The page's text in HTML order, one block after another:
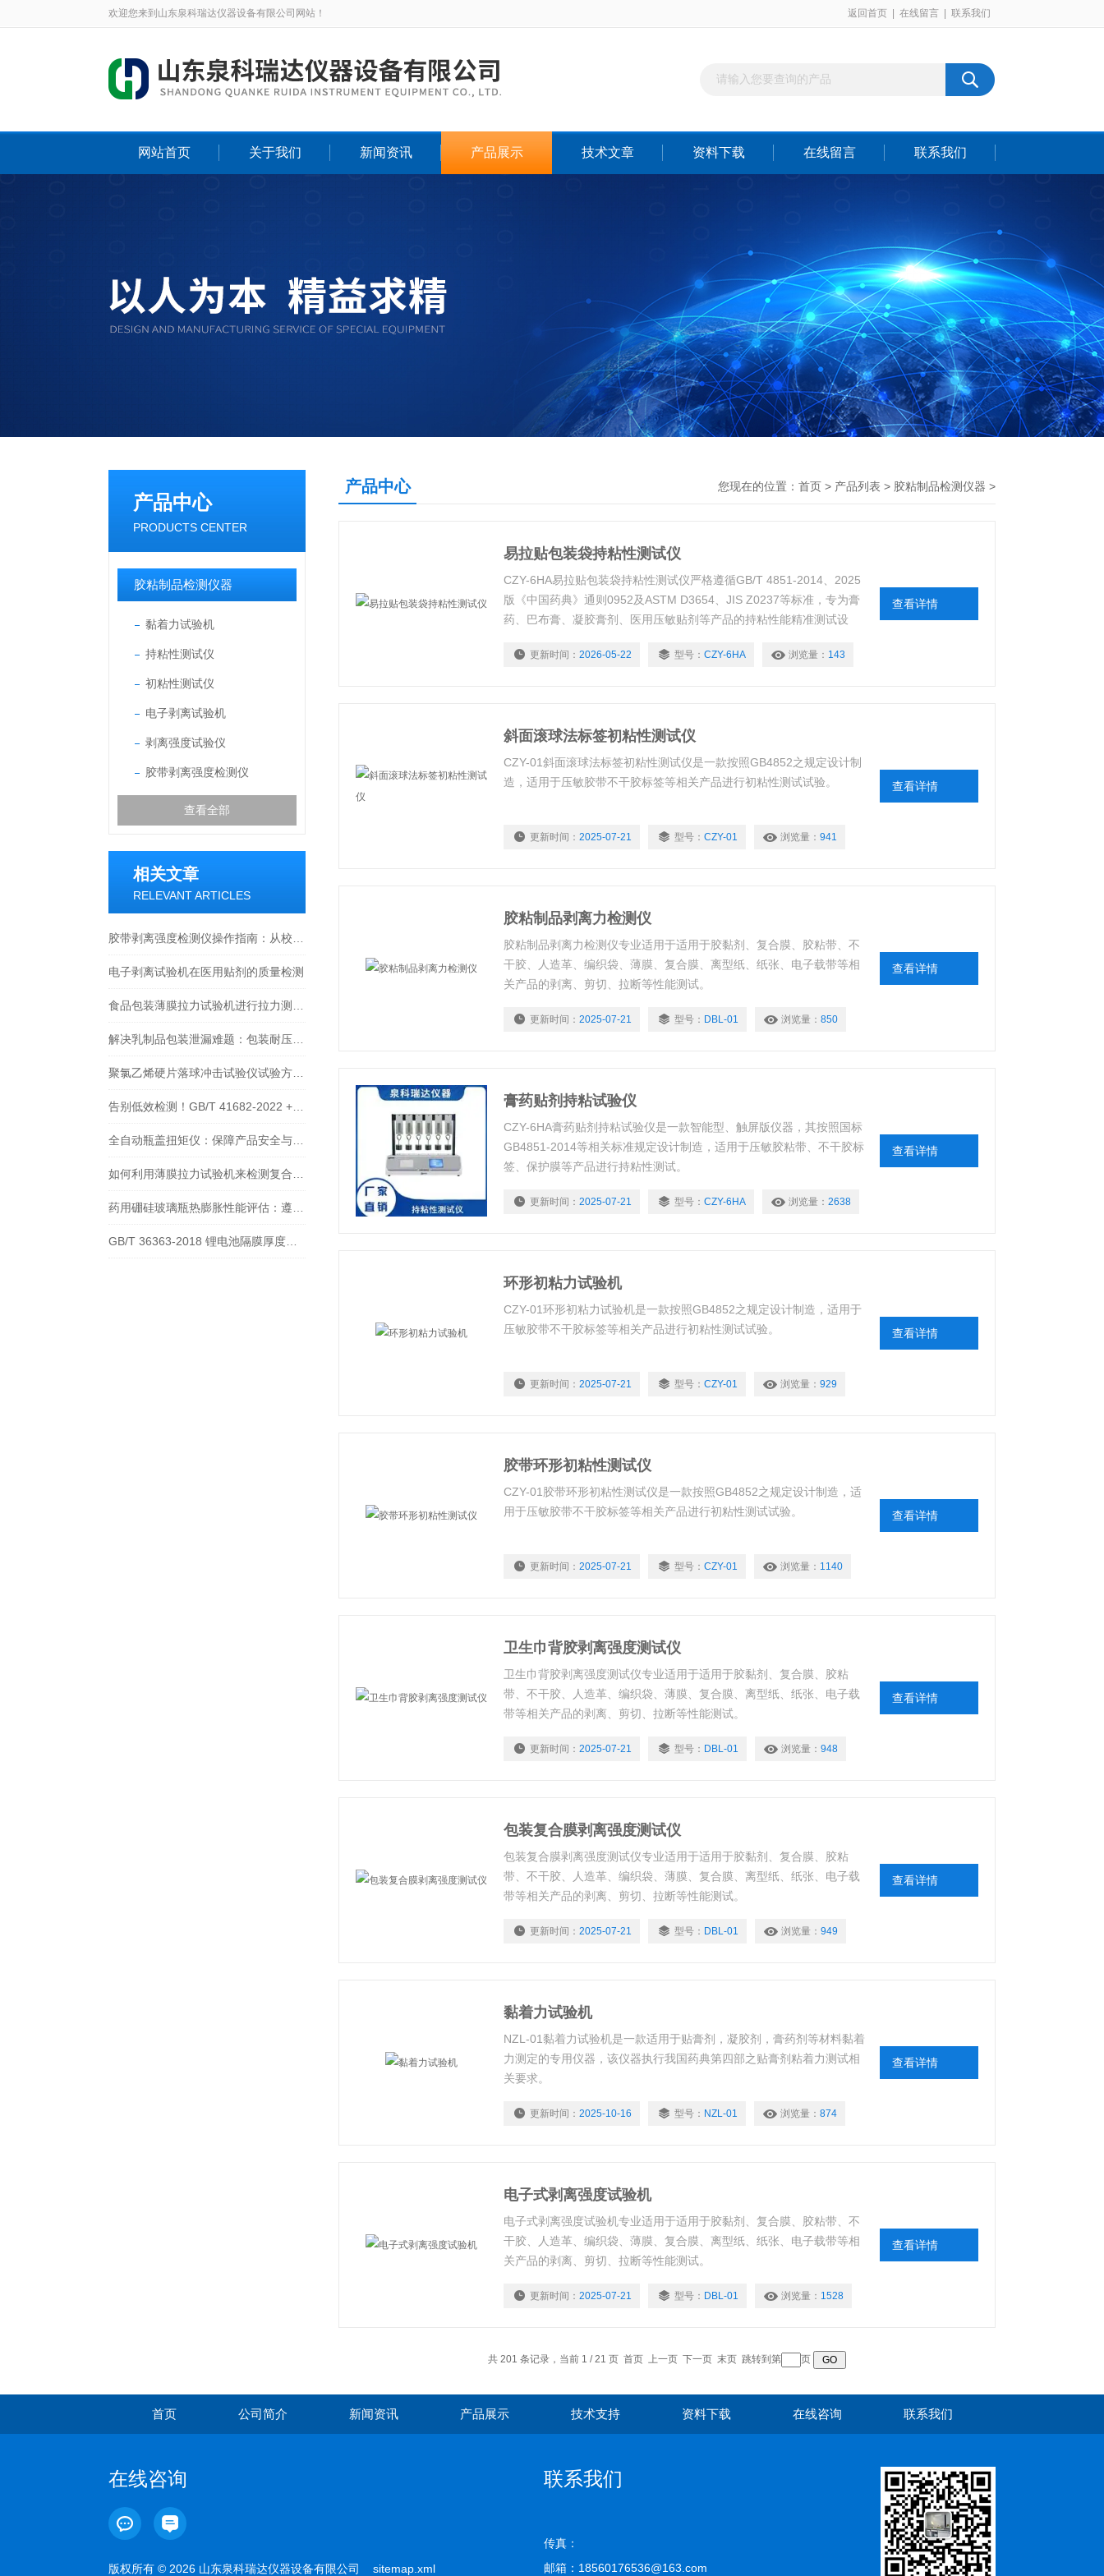
欢迎您来到山东泉科瑞达仪器设备有限公司网站！ 返回首页 在线留言 联系我们
网站首页 关于我们 新闻资讯 产品展示 技术文章 资料下载 在线留言 联系我们
产品中心
PRODUCTS CENTER
胶粘制品检测仪器
黏着力试验机
持粘性测试仪
初粘性测试仪
电子剥离试验机
剥离强度试验仪
胶带剥离强度检测仪
查看全部
相关文章
RELEVANT ARTICLES
电子剥离试验机在医用贴剂的质量检测
产品中心 您现在的位置： 首页 > 产品列表 > 胶粘制品检测仪器 >
易拉贴包装袋持粘性测试仪
CZY-6HA易拉贴包装袋持粘性测试仪严格遵循GB/T 4851-2014、2025
版《中国药典》通则0952及ASTM D3654、JIS Z0237等标准，专为膏
药、巴布膏、凝胶膏剂、医用压敏贴剂等产品的持粘性能精准测试设
估其抗滑移、抗脱落能力，直接反映贴剂贴合稳定性与使用安全性
更新时间： 2026-05-22 型号： CZY-6HA 浏览量： 143
查看详情
斜面滚球法标签初粘性测试仪
CZY-01斜面滚球法标签初粘性测试仪是一款按照GB4852之规定设计制
造，适用于压敏胶带不干胶标签等相关产品进行初粘性测试试验。
更新时间： 2025-07-21 型号： CZY-01 浏览量： 941
查看详情
胶粘制品剥离力检测仪
胶粘制品剥离力检测仪专业适用于适用于胶黏剂、复合膜、胶粘带、不
干胶、人造革、编织袋、薄膜、复合膜、离型纸、纸张、电子载带等相
关产品的剥离、剪切、拉断等性能测试。
更新时间： 2025-07-21 型号： DBL-01 浏览量： 850
查看详情
膏药贴剂持粘试验仪
CZY-6HA膏药贴剂持粘试验仪是一款智能型、触屏版仪器，其按照国标
GB4851-2014等相关标准规定设计制造，适用于压敏胶粘带、不干胶标
签、保护膜等产品进行持粘性测试。
更新时间： 2025-07-21 型号： CZY-6HA 浏览量： 2638
查看详情
环形初粘力试验机
CZY-01环形初粘力试验机是一款按照GB4852之规定设计制造，适用于
压敏胶带不干胶标签等相关产品进行初粘性测试试验。
更新时间： 2025-07-21 型号： CZY-01 浏览量： 929
查看详情
胶带环形初粘性测试仪
CZY-01胶带环形初粘性测试仪是一款按照GB4852之规定设计制造，适
用于压敏胶带不干胶标签等相关产品进行初粘性测试试验。
更新时间： 2025-07-21 型号： CZY-01 浏览量： 1140
查看详情
卫生巾背胶剥离强度测试仪
卫生巾背胶剥离强度测试仪专业适用于适用于胶黏剂、复合膜、胶粘
带、不干胶、人造革、编织袋、薄膜、复合膜、离型纸、纸张、电子载
带等相关产品的剥离、剪切、拉断等性能测试。
更新时间： 2025-07-21 型号： DBL-01 浏览量： 948
查看详情
包装复合膜剥离强度测试仪
包装复合膜剥离强度测试仪专业适用于适用于胶黏剂、复合膜、胶粘
带、不干胶、人造革、编织袋、薄膜、复合膜、离型纸、纸张、电子载
带等相关产品的剥离、剪切、拉断等性能测试。
更新时间： 2025-07-21 型号： DBL-01 浏览量： 949
查看详情
黏着力试验机
NZL-01黏着力试验机是一款适用于贴膏剂，凝胶剂，膏药剂等材料黏着
力测定的专用仪器，该仪器执行我国药典第四部之贴膏剂粘着力测试相
关要求。
更新时间： 2025-10-16 型号： NZL-01 浏览量： 874
查看详情
电子式剥离强度试验机
电子式剥离强度试验机专业适用于适用于胶黏剂、复合膜、胶粘带、不
干胶、人造革、编织袋、薄膜、复合膜、离型纸、纸张、电子载带等相
关产品的剥离、剪切、拉断等性能测试。
更新时间： 2025-07-21 型号： DBL-01 浏览量： 1528
查看详情
共 201 条记录，当前 1 / 21 页 首页 上一页 下一页 末页 跳转到第 页
首页 公司简介 新闻资讯 产品展示 技术支持 资料下载 在线咨询 联系我们
在线咨询
版权所有 © 2026 山东泉科瑞达仪器设备有限公司 sitemap.xml
联系我们
传真：
邮箱：18560176536@163.com